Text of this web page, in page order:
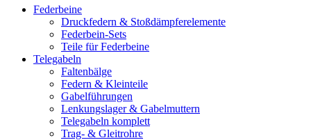
Federbeine
Druckfedern & Stoßdämpferelemente
Federbein-Sets
Teile für Federbeine
Telegabeln
Faltenbälge
Federn & Kleinteile
Gabelführungen
Lenkungslager & Gabelmuttern
Telegabeln komplett
Trag- & Gleitrohre